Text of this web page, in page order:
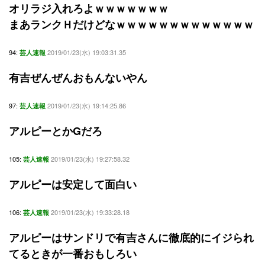
オリラジ入れろよｗｗｗｗｗｗｗ
まあランクＨだけどなｗｗｗｗｗｗｗｗｗｗｗｗｗ
94: 芸人速報 2019/01/23(水) 19:03:31.35
有吉ぜんぜんおもんないやん
97: 芸人速報 2019/01/23(水) 19:14:25.86
アルピーとかGだろ
105: 芸人速報 2019/01/23(水) 19:27:58.32
アルピーは安定して面白い
106: 芸人速報 2019/01/23(水) 19:33:28.18
アルピーはサンドリで有吉さんに徹底的にイジられ
てるときが一番おもしろい